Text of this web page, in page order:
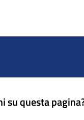
su questa